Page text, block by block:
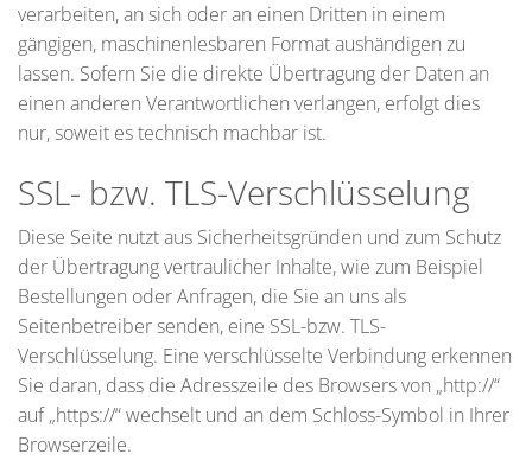
verarbeiten, an sich oder an einen Dritten in einem
gängigen, maschinenlesbaren Format aushändigen zu
lassen. Sofern Sie die direkte Übertragung der Daten an
einen anderen Verantwortlichen verlangen, erfolgt dies
nur, soweit es technisch machbar ist.
SSL- bzw. TLS-Verschlüsselung
Diese Seite nutzt aus Sicherheitsgründen und zum Schutz
der Übertragung vertraulicher Inhalte, wie zum Beispiel
Bestellungen oder Anfragen, die Sie an uns als
Seitenbetreiber senden, eine SSL-bzw. TLS-
Verschlüsselung. Eine verschlüsselte Verbindung erkennen
Sie daran, dass die Adresszeile des Browsers von „http://“
auf „https://“ wechselt und an dem Schloss-Symbol in Ihrer
Browserzeile.